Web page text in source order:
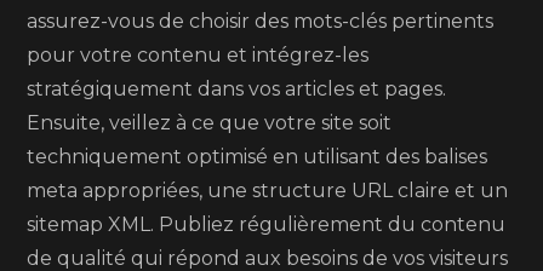
assurez-vous de choisir des mots-clés pertinents
pour votre contenu et intégrez-les
stratégiquement dans vos articles et pages.
Ensuite, veillez à ce que votre site soit
techniquement optimisé en utilisant des balises
meta appropriées, une structure URL claire et un
sitemap XML. Publiez régulièrement du contenu
de qualité qui répond aux besoins de vos visiteurs